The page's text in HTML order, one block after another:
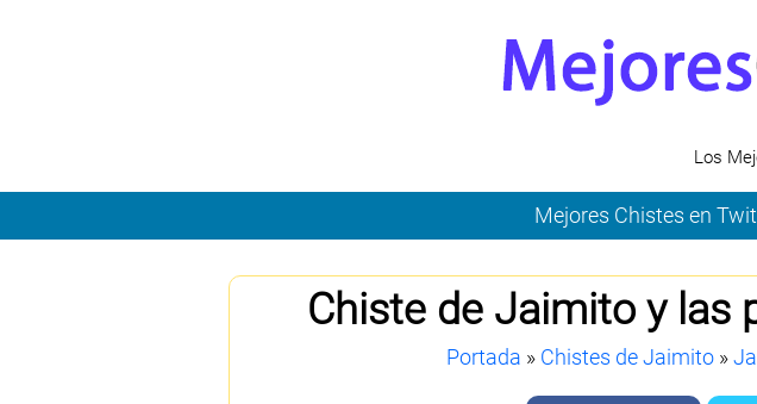
Los
Mejores Chistes en
Chiste de Jaimito y las
Portada » Chistes de Jaimito»